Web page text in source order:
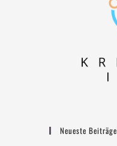
Neueste Beiträge